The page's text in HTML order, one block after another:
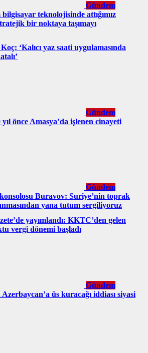
Gündem
teknolojisinde attığımız
bir noktaya taşımayı
‘Kalıcı yaz saati uygulamasında
Gündem
önce Amasya’da işlenen cinayeti
Gündem
Buravov: Suriye’nin toprak
yana tutum sergiliyoruz
yayımlandı: KKTC’den gelen
vergi dönemi başladı
Gündem
üs kuracağı iddiası siyasi